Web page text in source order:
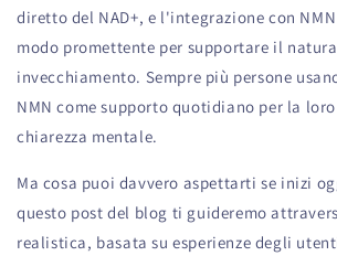
diretto del NAD+, e l'integrazione con
modo promettente per supportare il
invecchiamento. Sempre più persone
NMN come supporto quotidiano per la
chiarezza mentale.
Ma cosa puoi davvero aspettarti se inizi
questo post del blog ti guideremo
realistica, basata su esperienze degli